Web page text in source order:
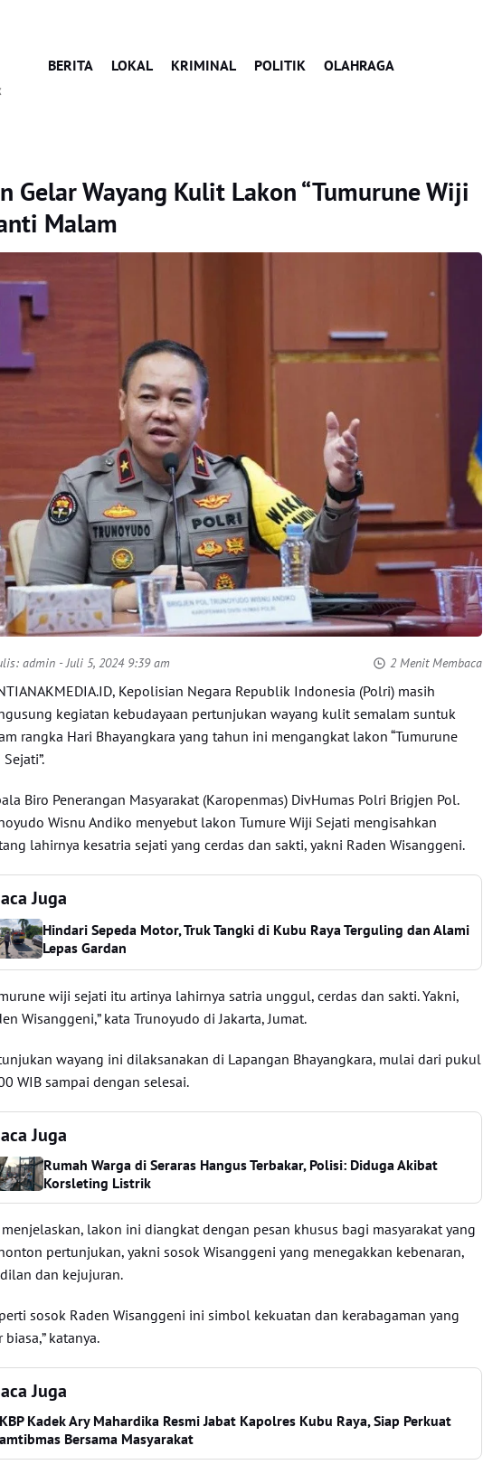
BERITA LOKAL KRIMINAL POLITIK OLAHRAGA
Gelar Wayang Kulit Lakon “Tumurune Wiji
Malam
admin - Juli 5, 2024 9:39 am 2 Menit Membaca
Kepolisian Negara Republik Indonesia (Polri) masih
kegiatan kebudayaan pertunjukan wayang kulit semalam suntuk
rangka Hari Bhayangkara yang tahun ini mengangkat lakon “Tumurune
Biro Penerangan Masyarakat (Karopenmas) DivHumas Polri Brigjen Pol.
Wisnu Andiko menyebut lakon Tumure Wiji Sejati mengisahkan
lahirnya kesatria sejati yang cerdas dan sakti, yakni Raden Wisanggeni.
Juga
Hindari Sepeda Motor, Truk Tangki di Kubu Raya Terguling dan Alami
Lepas Gardan
wiji sejati itu artinya lahirnya satria unggul, cerdas dan sakti. Yakni,
Wisanggeni,” kata Trunoyudo di Jakarta, Jumat.
wayang ini dilaksanakan di Lapangan Bhayangkara, mulai dari pukul
WIB sampai dengan selesai.
Juga
Rumah Warga di Seraras Hangus Terbakar, Polisi: Diduga Akibat
Korsleting Listrik
menjelaskan, lakon ini diangkat dengan pesan khusus bagi masyarakat yang
pertunjukan, yakni sosok Wisanggeni yang menegakkan kebenaran,
dan kejujuran.
sosok Raden Wisanggeni ini simbol kekuatan dan kerabagaman yang
biasa,” katanya.
Juga
Kadek Ary Mahardika Resmi Jabat Kapolres Kubu Raya, Siap Perkuat
Bersama Masyarakat